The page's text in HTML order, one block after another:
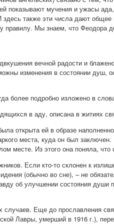
показывают мучения и ужасы
также эти числа дают
правилу. Мы знаем, что Феодора
вечной радости и
изменения в состоянии душ,
более подробно изложено в
в аду, описана в житиях
открыта ей в образе
места, куда он был
месте. Из этого она поняла,
Если кто-то склонен к
(обычно во сне), – не
об улучшении состояния души
Еще до прославления
Лавры, умерший в 1916 г.),